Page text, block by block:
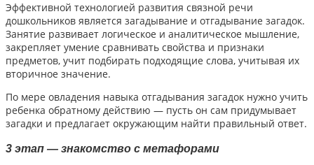
Эффективной технологией развития связной речи
дошкольников является загадывание и отгадывание загадок.
Занятие развивает логическое и аналитическое мышление,
закрепляет умение сравнивать свойства и признаки
предметов, учит подбирать подходящие слова, учитывая их
вторичное значение.
По мере овладения навыка отгадывания загадок нужно учить
ребенка обратному действию — пусть он сам придумывает
загадки и предлагает окружающим найти правильный ответ.
3 этап — знакомство с метафорами